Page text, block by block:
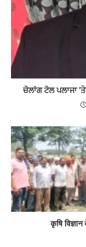
ਚੋਲਾਂਗ ਟੋਲ ਪਲਾਜਾ
कृषि